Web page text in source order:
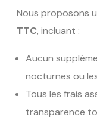
Nous proposons
TTC, incluant :
Aucun
nocturnes ou
Tous les frais
transparence